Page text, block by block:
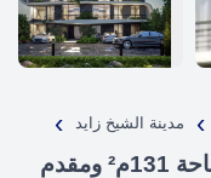
› مدينة الشيخ زايد ›
شقة للبيع في بلفا الشيخ زايد بمساحة 131م² ومقدم